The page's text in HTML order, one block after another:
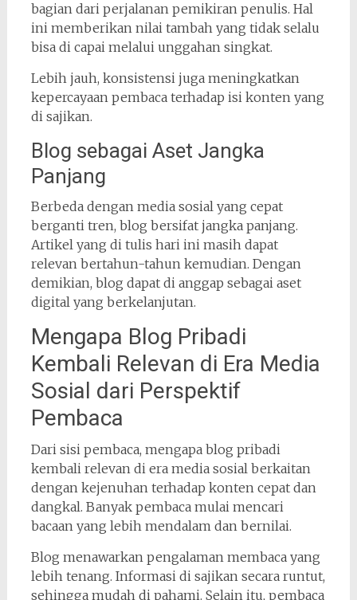
bagian dari perjalanan pemikiran penulis. Hal
ini memberikan nilai tambah yang tidak selalu
bisa di capai melalui unggahan singkat.
Lebih jauh, konsistensi juga meningkatkan
kepercayaan pembaca terhadap isi konten yang
di sajikan.
Blog sebagai Aset Jangka
Panjang
Berbeda dengan media sosial yang cepat
berganti tren, blog bersifat jangka panjang.
Artikel yang di tulis hari ini masih dapat
relevan bertahun-tahun kemudian. Dengan
demikian, blog dapat di anggap sebagai aset
digital yang berkelanjutan.
Mengapa Blog Pribadi
Kembali Relevan di Era Media
Sosial dari Perspektif
Pembaca
Dari sisi pembaca, mengapa blog pribadi
kembali relevan di era media sosial berkaitan
dengan kejenuhan terhadap konten cepat dan
dangkal. Banyak pembaca mulai mencari
bacaan yang lebih mendalam dan bernilai.
Blog menawarkan pengalaman membaca yang
lebih tenang. Informasi di sajikan secara runtut,
sehingga mudah di pahami. Selain itu, pembaca